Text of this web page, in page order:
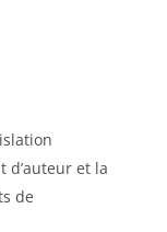
et la
de